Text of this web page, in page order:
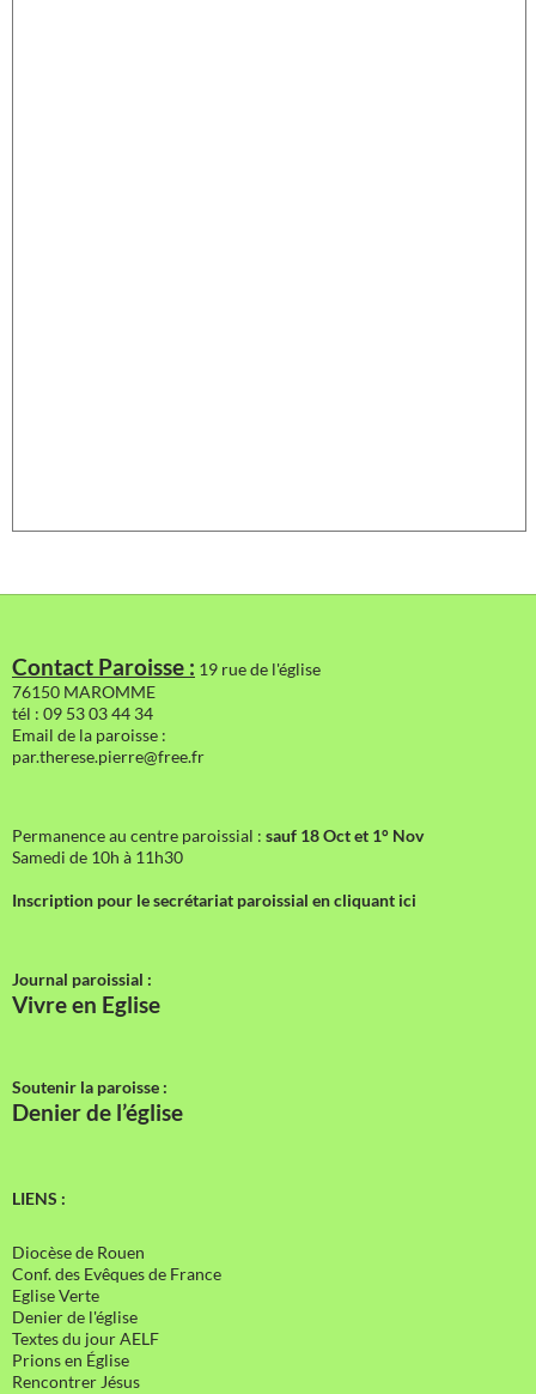
Contact Paroisse : 19 rue de l'église
76150 MAROMME
tél : 09 53 03 44 34
Email de la paroisse :
par.therese.pierre@free.fr
Permanence au centre paroissial : sauf 18 Oct et 1° Nov
Samedi de 10h à 11h30
Inscription pour le secrétariat paroissial en cliquant ici
Journal paroissial :
Vivre en Eglise
Soutenir la paroisse :
Denier de l’église
LIENS :
Diocèse de Rouen
Conf. des Evêques de France
Eglise Verte
Denier de l'église
Textes du jour AELF
Prions en Église
Rencontrer Jésus